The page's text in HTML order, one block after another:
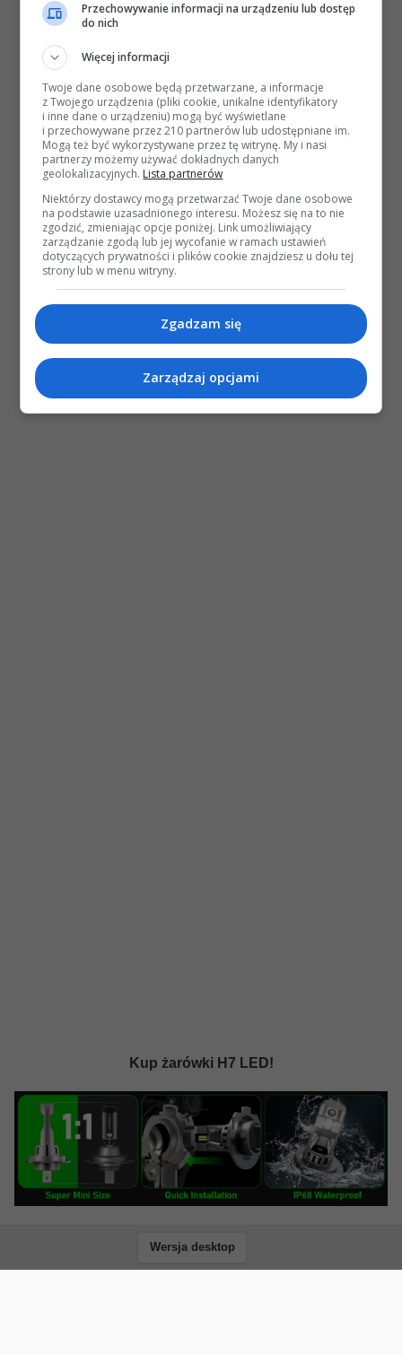
Kup żarówki H7 LED!
Wersja desktop
Przechowywanie informacji na urządzeniu lub dostęp
do nich
Więcej informacji
Twoje dane osobowe będą przetwarzane, a informacje
z Twojego urządzenia (pliki cookie, unikalne identyfikatory
i inne dane o urządzeniu) mogą być wyświetlane
i przechowywane przez 210 partnerów lub udostępniane im.
Mogą też być wykorzystywane przez tę witrynę. My i nasi
partnerzy możemy używać dokładnych danych
geolokalizacyjnych. Lista partnerów
Niektórzy dostawcy mogą przetwarzać Twoje dane osobowe
na podstawie uzasadnionego interesu. Możesz się na to nie
zgodzić, zmieniając opcje poniżej. Link umożliwiający
zarządzanie zgodą lub jej wycofanie w ramach ustawień
dotyczących prywatności i plików cookie znajdziesz u dołu tej
strony lub w menu witryny.
Zgadzam się
Zarządzaj opcjami